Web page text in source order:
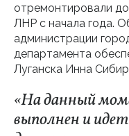
отремонтировали
ЛНР с начала года.
администрации
департамента
Луганска Инна
«На данный
выполнен и